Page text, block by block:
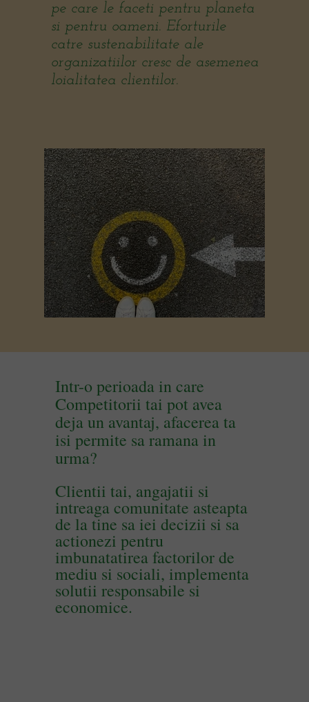
pe care le faceti pentru planeta
si pentru oameni. Eforturile
catre sustenabilitate ale
organizatiilor cresc de asemenea
loialitatea clientilor.
Intr-o perioada in care
Competitorii tai pot avea
deja un avantaj, afacerea ta
isi permite sa ramana in
urma?
Clientii tai, angajatii si
intreaga comunitate asteapta
de la tine sa iei decizii si sa
actionezi pentru
imbunatatirea factorilor de
mediu si sociali, implementa
solutii responsabile si
economice.